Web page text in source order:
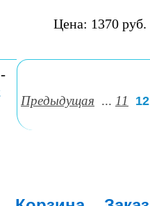
Цена: 1370 руб.
-
Предыдущая ... 11 12